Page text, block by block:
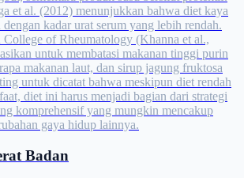
et al. (2012) menunjukkan bahwa diet kaya
kadar urat serum yang lebih rendah.
College of Rheumatology (Khanna et al.,
untuk membatasi makanan tinggi purin
makanan laut, dan sirup jagung fruktosa
untuk dicatat bahwa meskipun diet rendah
diet ini harus menjadi bagian dari strategi
komprehensif yang mungkin mencakup
gaya hidup lainnya.
Badan